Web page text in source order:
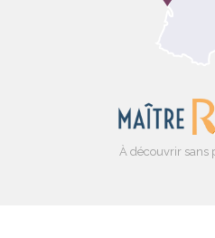
À découvrir sans